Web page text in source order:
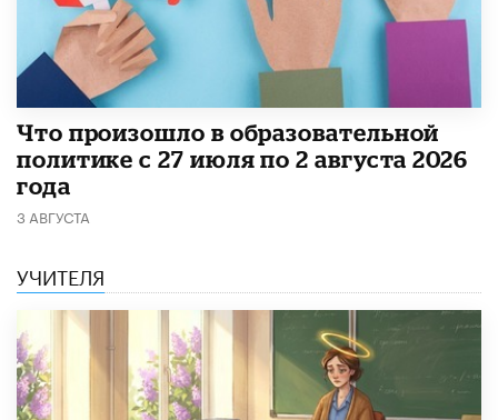
​Что произошло в образовательной
политике с 27 июля по 2 августа 2026
года
3 АВГУСТА
УЧИТЕЛЯ